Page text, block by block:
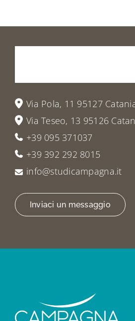
Via Pola, 11 95127
Via Teseo, 13 95126
+39 095 371037
+39 392 292 8015
info@studicampagna.it
Inviaci un messaggio